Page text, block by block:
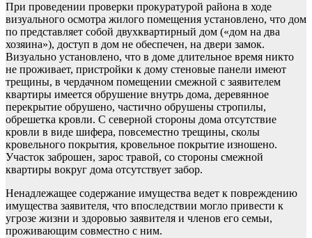
При проведении проверки прокуратурой района в ходе
визуального осмотра жилого помещения установлено, что дом
по представляет собой двухквартирный дом («дом на два
хозяина»), доступ в дом не обеспечен, на двери замок.
Визуально установлено, что в доме длительное время никто
не проживает, пристройки к дому стеновые панели имеют
трещины, в чердачном помещении смежной с заявителем
квартиры имеется обрушение внутрь дома, деревянное
перекрытие обрушено, частично обрушены стропилы,
обрешетка кровли. С северной стороны дома отсутствие
кровли в виде шифера, повсеместно трещины, сколы
кровельного покрытия, кровельное покрытие изношено.
Участок заброшен, зарос травой, со стороны смежной
квартиры вокруг дома отсутствует забор.
Ненадлежащее содержание имущества ведет к повреждению
имущества заявителя, что впоследствии могло привести к
угрозе жизни и здоровью заявителя и членов его семьи,
проживающим совместно с ним.